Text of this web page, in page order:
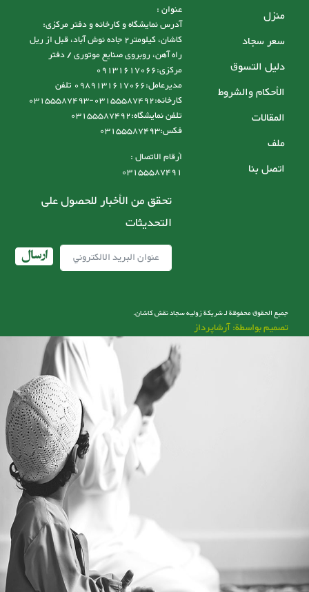
منزل
سعر سجاد
دليل التسوق
الأحكام والشروط
المقالات
ملف
اتصل بنا
عنوان :
آدرس نمایشگاه و کارخانه و دفتر مرکزی:
کاشان، کیلومتر2 جاده نوش آباد، قبل از ریل
راه آهن، روبروی صنایع موتوری / دفتر
مرکزی:09131617066
مدیرعامل:0989131617066 تلفن
کارخانه:03155587492-03155587493
تلفن نمایشگاه:03155587492
فکس:03155587493
أرقام الاتصال :
03155587491
تحقق من الأخبار للحصول على
التحديثات
ارسال
جميع الحقوق محفوظة لـ شریکة زولیه سجاد نقش کاشان.
تصميم بواسطة: آرشاپرداز